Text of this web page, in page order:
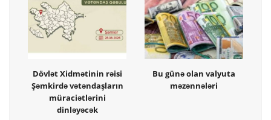
Dövlət Xidmətinin rəisi
Şəmkirdə vətəndaşların
müraciətlərini
dinləyəcək
Bu günə olan valyuta
məzənnələri